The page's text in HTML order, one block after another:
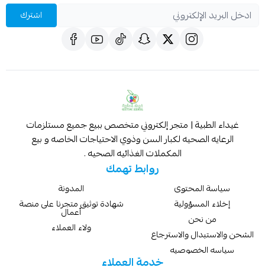
اشترك
غيداء الطبية | متجر إلكتروني متخصص ببيع جميع مستلزمات
الرعايه الصحيه لكبار السن وذوي الاحتياجات الخاصه و بيع
المكملات الغذائيه الصحيه .
روابط تهمك
سياسة المحتوى
إخلاء المسؤولية
من نحن
الشحن والاستبدال والاسترجاع
سياسه الخصوصيه
المدونة
شهادة توثيق متجرنا على منصة
أعمال
ولاء العملاء
خدمة العملاء